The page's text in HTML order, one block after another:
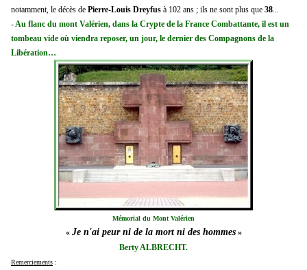
notamment, le décès de Pierre-Louis Dreyfus à 102 ans ; ils ne sont plus que 38
- Au flanc du mont Valérien, dans la Crypte de la France Combattante, il est un
tombeau vide où viendra reposer, un jour, le dernier des Compagnons de la
Libération…
Mémorial du Mont Valérien
« Je n'ai peur ni de la mort ni des hommes»
Berty ALBRECHT.
Remerciements :